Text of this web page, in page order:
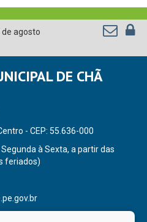
de agosto
DE CHÃ
- CEP: 55.636-000
à Sexta, a partir das
feriados)